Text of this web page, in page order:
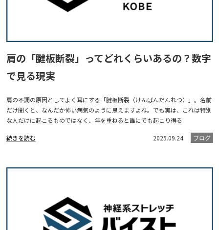
肩の「腱板断裂」ってどれくらいあるの？数字
で見る現実
肩の不調の原因としてよく耳にする「腱板断裂（けんばんだんれつ）」。名前
だけ聞くと、なんだか怖い病気のように思えますよね。でも実は、これは特別
な人だけに起こるものではなく、年を重ねると誰にでも起こり得る
続きを読む 2025.09.24 ブログ